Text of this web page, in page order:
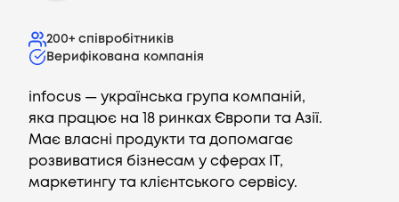
200+ співробітників
Верифікована компанія
infocus — українська група компаній,
яка працює на 18 ринках Європи та Азії.
Має власні продукти та допомагає
розвиватися бізнесам у сферах ІТ,
маркетингу та клієнтського сервісу.